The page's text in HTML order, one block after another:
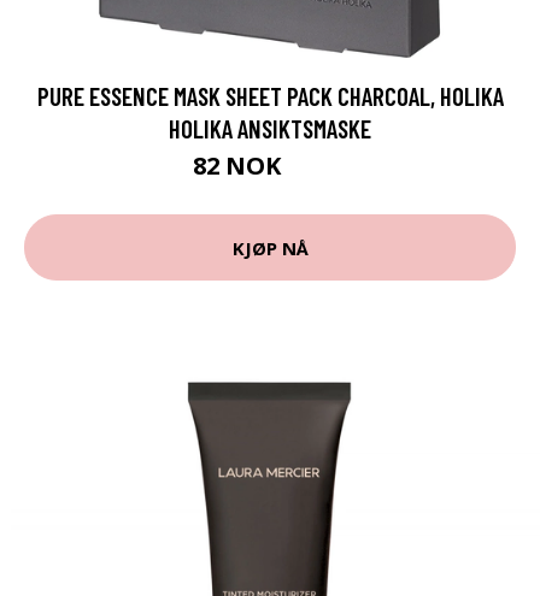
PURE ESSENCE MASK SHEET PACK CHARCOAL, HOLIKA
HOLIKA ANSIKTSMASKE
82 NOK
KJØP NÅ